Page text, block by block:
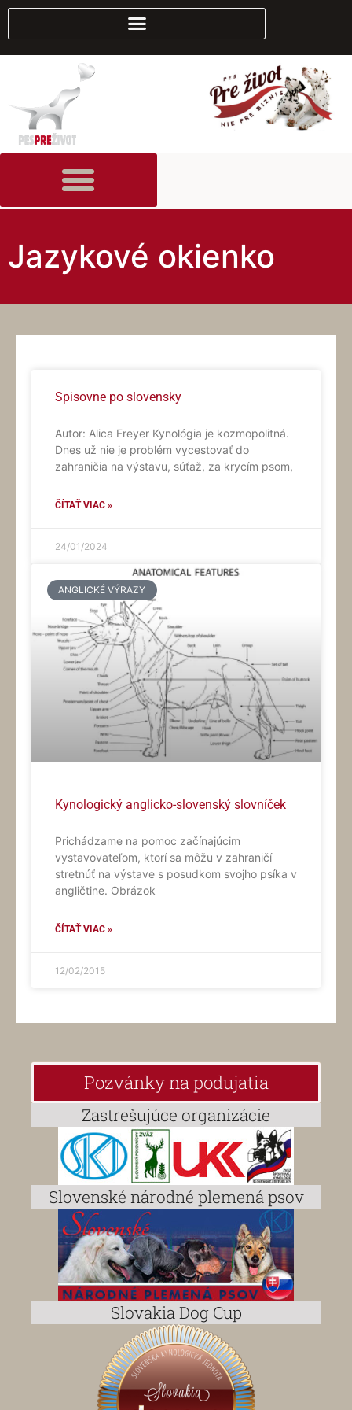
Jazykové okienko
Spisovne po slovensky
Autor: Alica Freyer Kynológia je kozmopolitná.
Dnes už nie je problém vycestovať do
zahraničia na výstavu, súťaž, za krycím psom,
ČÍTAŤ VIAC »
24/01/2024
ANGLICKÉ VÝRAZY
Kynologický anglicko-slovenský slovníček
Prichádzame na pomoc začínajúcim
vystavovateľom, ktorí sa môžu v zahraničí
stretnúť na výstave s posudkom svojho psíka v
angličtine. Obrázok
ČÍTAŤ VIAC »
12/02/2015
Pozvánky na podujatia
Zastrešujúce organizácie
Slovenské národné plemená psov
Slovakia Dog Cup